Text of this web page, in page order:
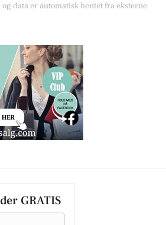
data er automatisk hentet fra eksterne
GRATIS